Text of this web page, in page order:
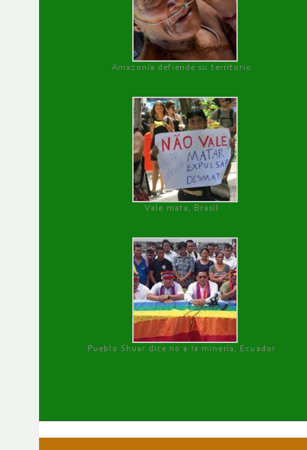
Amazonía defiende su territorio
Vale mata, Brasil
Pueblo Shuar dice no a la minería, Ecuador